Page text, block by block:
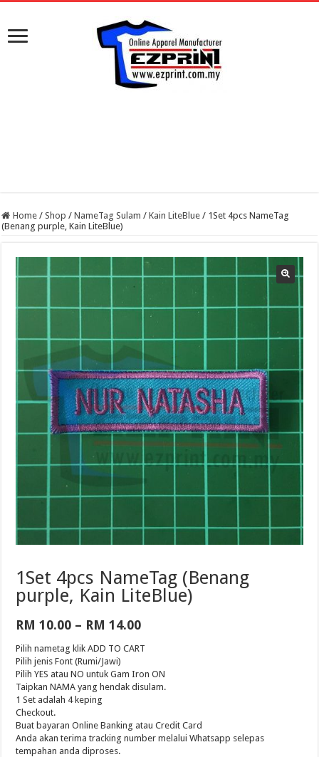
Home / Shop / NameTag Sulam / Kain LiteBlue / 1Set 4pcs NameTag
(Benang purple, Kain LiteBlue)
1Set 4pcs NameTag (Benang
purple, Kain LiteBlue)
RM 10.00 – RM 14.00Price
RM 10.00
RM 14.00
Pilih nametag klik ADD TO CART
Pilih jenis Font (Rumi/Jawi)
Pilih YES atau NO untuk Gam Iron ON
Taipkan NAMA yang hendak disulam.
1 Set adalah 4 keping
Checkout.
Buat bayaran Online Banking atau Credit Card
Anda akan terima tracking number melalui Whatsapp selepas
tempahan anda diproses.